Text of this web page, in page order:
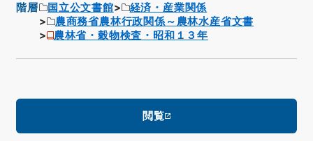
階層 国立公文書館
経済・産業関係
農商務省農林行政関係～農林水産省文書
農林省・穀物検査・昭和１３年
閲覧